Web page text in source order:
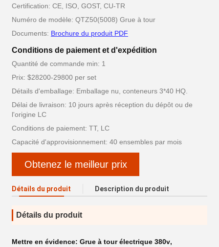
Certification: CE, ISO, GOST, CU-TR
Numéro de modèle: QTZ50(5008) Grue à tour
Documents: Brochure du produit PDF
Conditions de paiement et d'expédition
Quantité de commande min: 1
Prix: $28200-29800 per set
Détails d'emballage: Emballage nu, conteneurs 3*40 HQ.
Délai de livraison: 10 jours après réception du dépôt ou de
l'origine LC
Conditions de paiement: TT, LC
Capacité d'approvisionnement: 40 ensembles par mois
Obtenez le meilleur prix
Détails du produit Description du produit
Détails du produit
Mettre en évidence: Grue à tour électrique 380v,